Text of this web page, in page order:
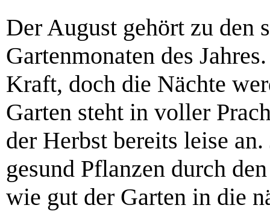
Der August gehört zu den
Gartenmonaten des
Kraft, doch die Nächte
Garten steht in voller
der Herbst bereits leise
gesund Pflanzen durch
wie gut der Garten in die